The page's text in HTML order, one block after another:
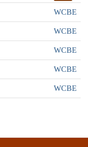
WCBE
WCBE
WCBE
WCBE
WCBE